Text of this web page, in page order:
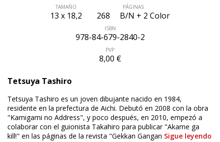
TAMAÑO
13 x 18,2
PÁGINAS
268 B/N + 2 Color
ISBN
978-84-679-2840-2
PVP
8,00 €
Tetsuya Tashiro
Tetsuya Tashiro es un joven dibujante nacido en 1984,
residente en la prefectura de Aichi. Debutó en 2008 con la obra
"Kamigami no Address", y poco después, en 2010, empezó a
colaborar con el guionista Takahiro para publicar "Akame ga
kill!" en las páginas de la revista "Gekkan Gangan Sigue leyendo